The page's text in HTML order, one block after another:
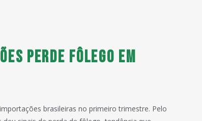
perde fôlego em
brasileiras no primeiro trimestre. Pelo